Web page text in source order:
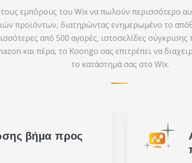
εμπόρους του Wix να πωλούν περισσότερο
προϊόντων, διατηρώντας ενημερωμένο το
από 500 αγορές, ιστοσελίδες
και πέρα, το Koongo σας επιτρέπει να
το κατάστημά σας στο Wix.
βήμα προς